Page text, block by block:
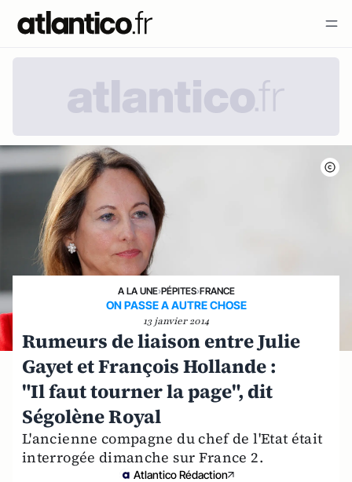
A LA UNE›PÉPITES›FRANCE
ON PASSE A AUTRE CHOSE
13 janvier 2014
Rumeurs de liaison entre Julie
Gayet et François Hollande :
"Il faut tourner la page", dit
Ségolène Royal
L'ancienne compagne du chef de l'Etat était
interrogée dimanche sur France 2.
Atlantico Rédaction